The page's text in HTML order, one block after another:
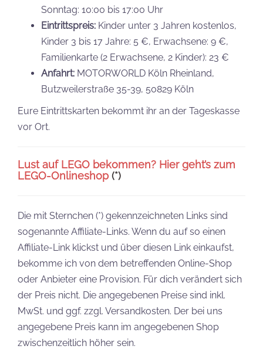
Sonntag: 10:00 bis 17:00 Uhr
Eintrittspreis: Kinder unter 3 Jahren kostenlos,
Kinder 3 bis 17 Jahre: 5 €, Erwachsene: 9 €,
Familienkarte (2 Erwachsene, 2 Kinder): 23 €
Anfahrt: MOTORWORLD Köln Rheinland,
Butzweilerstraße 35-39, 50829 Köln
Eure Eintrittskarten bekommt ihr an der Tageskasse
vor Ort.
Lust auf LEGO bekommen? Hier geht’s zum
LEGO-Onlineshop (*)
Die mit Sternchen (*) gekennzeichneten Links sind
sogenannte Affiliate-Links. Wenn du auf so einen
Affiliate-Link klickst und über diesen Link einkaufst,
bekomme ich von dem betreffenden Online-Shop
oder Anbieter eine Provision. Für dich verändert sich
der Preis nicht. Die angegebenen Preise sind inkl.
MwSt. und ggf. zzgl. Versandkosten. Der bei uns
angegebene Preis kann im angegebenen Shop
zwischenzeitlich höher sein.